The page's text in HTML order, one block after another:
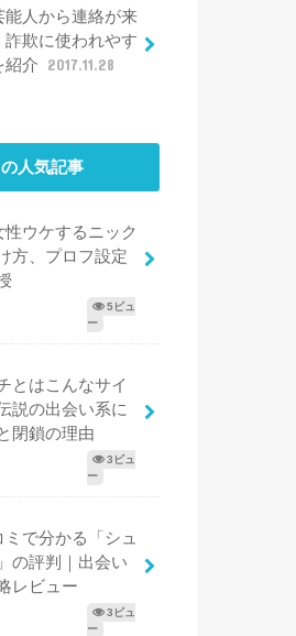
能人から連絡が来
詐欺に使われやす
紹介
2017.11.28
の人気記事
性ウケするニック
方、プロフ設定
5ビュ
ー
とはこんなサイ
説の出会い系に
閉鎖の理由
3ビュ
ー
ミで分かる「シュ
の評判｜出会い
レビュー
3ビュ
ー